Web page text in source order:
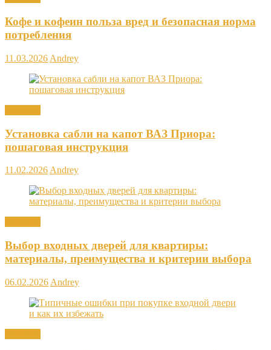
Кофе и кофеин польза вред и безопасная норма
потребления
11.03.2026 Andrey
Установка сабли на капот ВАЗ Приора:
пошаговая инструкция
11.02.2026 Andrey
Выбор входных дверей для квартиры:
материалы, преимущества и критерии выбора
06.02.2026 Andrey